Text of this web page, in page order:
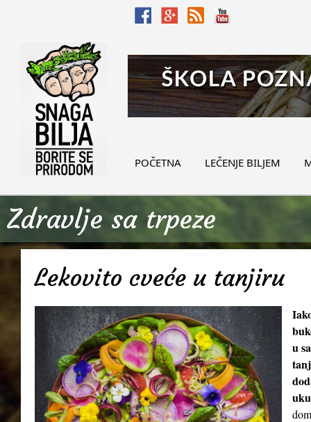
POČETNA LEČENJE BILJEM
Zdravlje sa trpeze
Lekovito cveće u tanjiru
u